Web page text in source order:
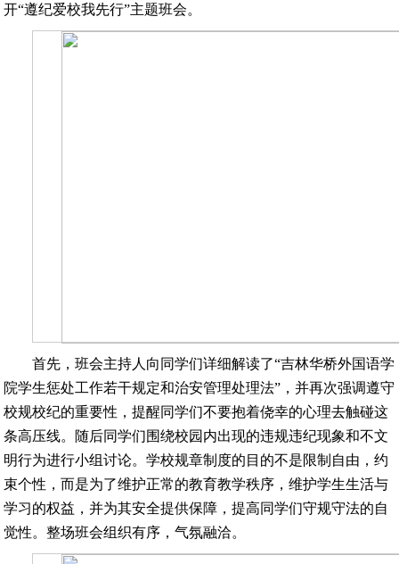
开“遵纪爱校我先行”主题班会。
首先，班会主持人向同学们详细解读了“吉林华桥外国语学
院学生惩处工作若干规定和治安管理处理法”，并再次强调遵守
校规校纪的重要性，提醒同学们不要抱着侥幸的心理去触碰这
条高压线。随后同学们围绕校园内出现的违规违纪现象和不文
明行为进行小组讨论。学校规章制度的目的不是限制自由，约
束个性，而是为了维护正常的教育教学秩序，维护学生生活与
学习的权益，并为其安全提供保障，提高同学们守规守法的自
觉性。整场班会组织有序，气氛融洽。